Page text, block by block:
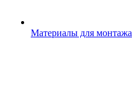
Материалы для монтажа